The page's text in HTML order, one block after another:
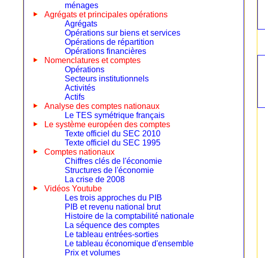
ménages
Agrégats et principales opérations
Agrégats
Opérations sur biens et services
Opérations de répartition
Opérations financières
Nomenclatures et comptes
Opérations
Secteurs institutionnels
Activités
Actifs
Analyse des comptes nationaux
Le TES symétrique français
Le système européen des comptes
Texte officiel du SEC 2010
Texte officiel du SEC 1995
Comptes nationaux
Chiffres clés de l'économie
Structures de l'économie
La crise de 2008
Vidéos Youtube
Les trois approches du PIB
PIB et revenu national brut
Histoire de la comptabilité nationale
La séquence des comptes
Le tableau entrées-sorties
Le tableau économique d'ensemble
Prix et volumes